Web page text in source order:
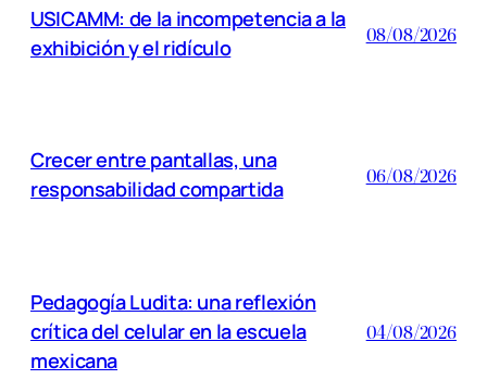
USICAMM: de la incompetencia a la
exhibición y el ridículo
08/08/2026
Crecer entre pantallas, una
responsabilidad compartida
06/08/2026
Pedagogía Ludita: una reflexión
crítica del celular en la escuela
mexicana
04/08/2026